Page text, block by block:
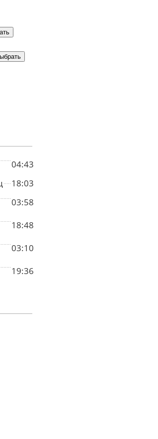
04:43
18:03
03:58
18:48
03:10
19:36